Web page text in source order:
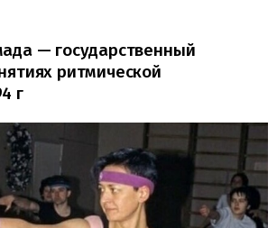
— государственный
ритмической
г